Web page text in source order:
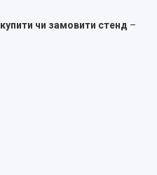
купити чи замовити стенд –